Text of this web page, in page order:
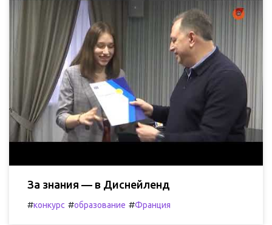
За знания — в Диснейленд
#конкурс #образование #Франция